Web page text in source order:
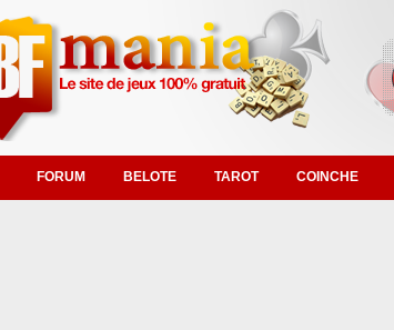
FORUM BELOTE TAROT COINCHE